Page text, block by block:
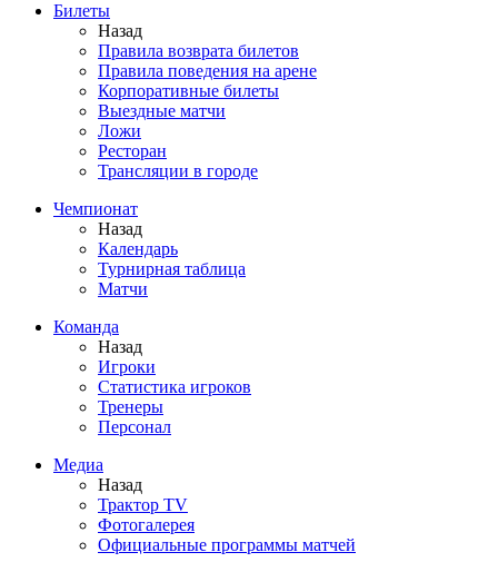
Билеты
Назад
Правила возврата билетов
Правила поведения на арене
Корпоративные билеты
Выездные матчи
Ложи
Ресторан
Трансляции в городе
Чемпионат
Назад
Календарь
Турнирная таблица
Матчи
Команда
Назад
Игроки
Статистика игроков
Тренеры
Персонал
Медиа
Назад
Трактор TV
Фотогалерея
Официальные программы матчей